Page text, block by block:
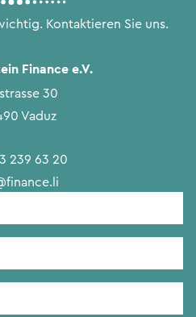
Kontaktieren Sie uns.
Finance e.V.
30
Vaduz
239 63 20